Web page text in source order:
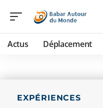
Actus Déplacement
EXPÉRIENCES